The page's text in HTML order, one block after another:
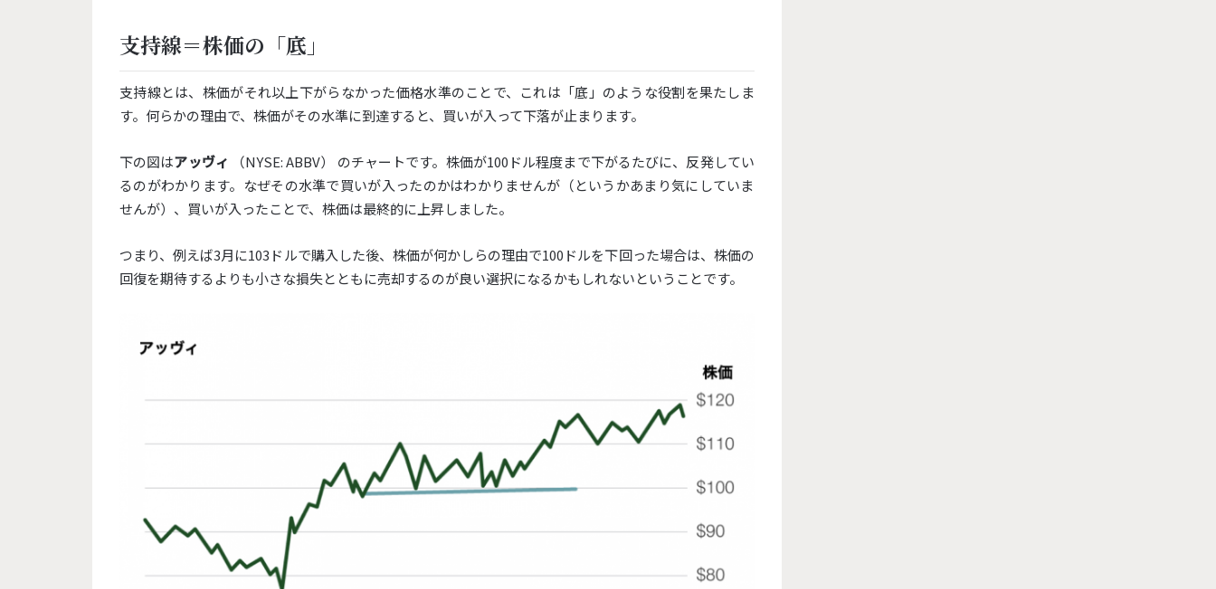
支持線＝株価の「底」
支持線とは、株価がそれ以上下がらなかった価格水準のことで、 これは「底」のような役割を果たしま
す。何らかの理由で、 株価がその水準に到達すると、買いが入って下落が止まります。
下の図はアッヴィ （NYSE: ABBV） のチャートです。株価が100ドル程度まで下がるたびに、 反発してい
るのがわかります。 なぜその水準で買いが入ったのかはわかりませんが（というかあまり気にしていま
せんが）、買いが入ったことで、 株価は最終的に上昇しました。
つまり、例えば3月に103ドルで購入した後、 株価が何かしらの理由で100ドルを下回った場合は、 株価の
回復を期待するよりも小さな損失とともに売却するのが良い選択になるかもしれないということです。